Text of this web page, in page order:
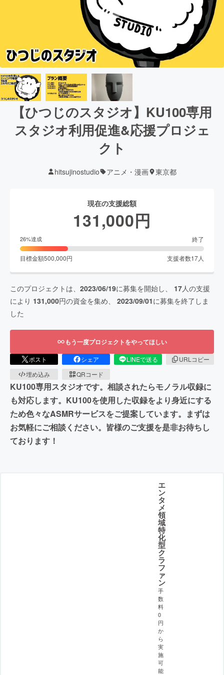
【ひつじのスタジオ】KU100専用
スタジオ利用促進&応援プロジェ
クト
hitsujinostudio アニメ・漫画 東京都
現在の支援総額
131,000円
26%達成 終了
目標金額500,000円 支援者数17人
このプロジェクトは、 2023/06/19に募集を開始し、 17人の支援
により 131,000円の資金を集め、 2023/09/01に募集を終了しま
した
もう一度プロジェクトをやってほしい
ポスト シェア LINEで送る
URLコピー
埋め込み
QRコード
KU100専用スタジオです。相談されたらモノラル収録に
も対応します。KU100を使用した収録をより身近にする
ため色々なASMRサービスをご提案しています。まずは
お気軽にご相談ください。皆様のご支援を是非お待ちし
ております！
エ
ン
タ
メ
領
域
特
化
型
ク
ラ
フ
ァ
ン
手
数
料
0
円
か
ら
実
施
可
能